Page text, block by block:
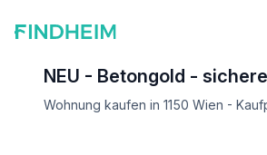
NEU - Betongold -
Wohnung kaufen in 1150 Wien -